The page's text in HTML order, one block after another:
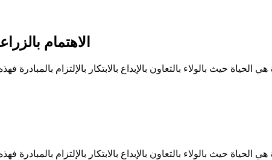
الاهتمام
هي الحياة حيث بالولاء بالتعاون بالإبداع بالابتكار بالإلتزام
هي الحياة حيث بالولاء بالتعاون بالإبداع بالابتكار بالإلتزام